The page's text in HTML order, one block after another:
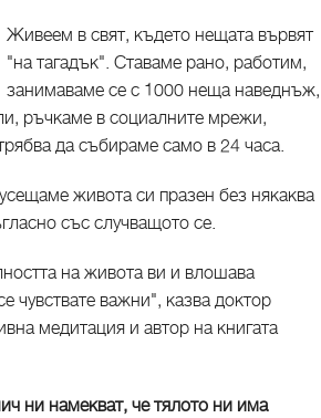
Живеем в свят, където нещата вървят
"на тагадък". Ставаме рано, работим,
занимаваме се с 1000 неща наведнъж,
ръчкаме в социалните мрежи,
да събираме само в 24 часа.
живота си празен без някаква
със случващото се.
на живота ви и влошава
чувствате важни", казва доктор
медитация и автор на книгата
ни намекват, че тялото ни има